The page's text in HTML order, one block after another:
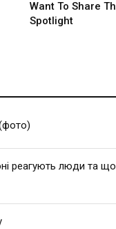
реагують люди та що